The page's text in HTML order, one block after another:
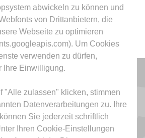
abwickeln zu können und
von Drittanbietern, die
Webseite zu optimieren
Um Cookies
verwenden zu dürfen,
Ihre Einwilligung.
"Alle zulassen" klicken, stimmen
Datenverarbeitungen zu. Ihre
Sie jederzeit schriftlich
Ihren Cookie-Einstellungen